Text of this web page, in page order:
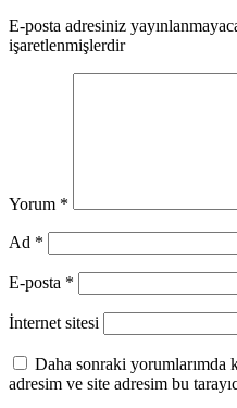
E-posta adresiniz
işaretlenmişlerdir
Yorum *
Ad *
E-posta *
İnternet sitesi
Daha sonraki yorumlarımda
adresim ve site adresim bu